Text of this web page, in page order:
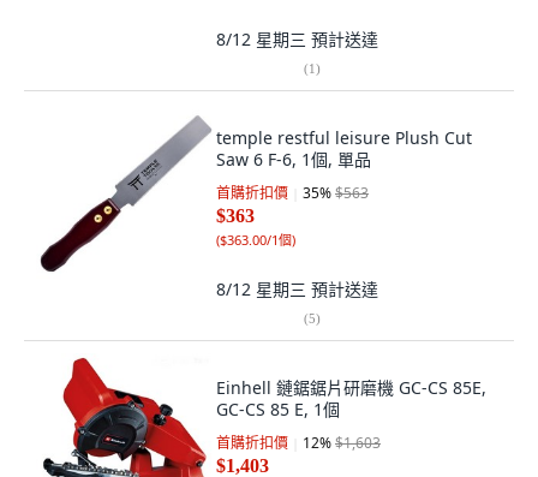
8/12 星期三 預計送達
(1)
temple restful leisure Plush Cut
Saw 6 F-6, 1個, 單品
首購折扣價 35%$563
$363
($363.00/1個)
8/12 星期三 預計送達
(5)
Einhell 鏈鋸鋸片研磨機 GC-CS 85E,
GC-CS 85 E, 1個
首購折扣價 12%$1,603
$1,403